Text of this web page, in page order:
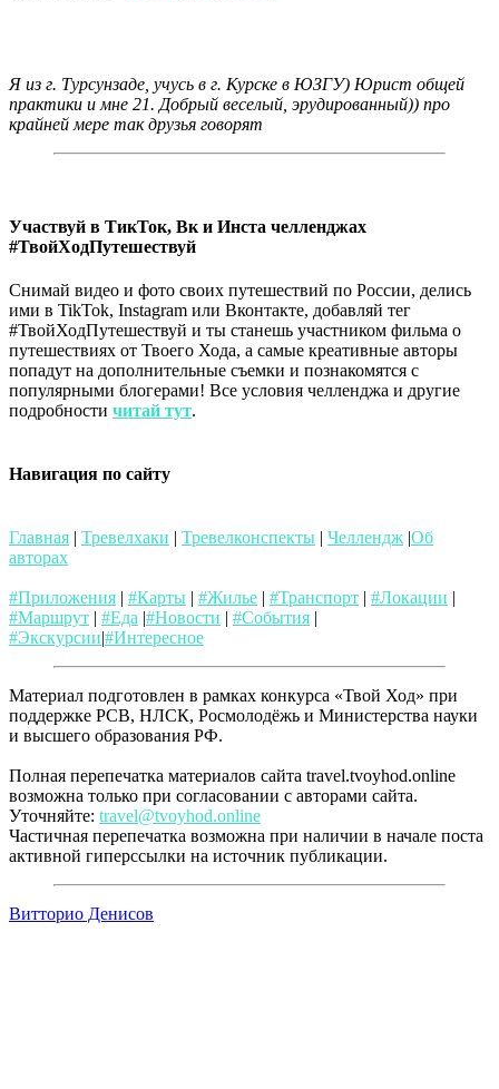
Я из г. Турсунзаде, учусь в г. Курске в ЮЗГУ) Юрист общей
практики и мне 21. Добрый веселый, эрудированный)) про
крайней мере так друзья говорят
Участвуй в ТикТок, Вк и Инста челленджах
#ТвойХодПутешествуй
Снимай видео и фото своих путешествий по России, делись
ими в TikTok, Instagram или Вконтакте, добавляй тег
#ТвойХодПутешествуй и ты станешь участником фильма о
путешествиях от Твоего Хода, а самые креативные авторы
попадут на дополнительные съемки и познакомятся с
популярными блогерами! Все условия челленджа и другие
подробности читай тут.
Навигация по сайту
Главная | Тревелхаки | Тревелконспекты | Челлендж |Об
авторах
#Приложения | #Карты | #Жилье | #Транспорт | #Локации |
#Маршрут | #Еда |#Новости | #События |
#Экскурсии|#Интересное
Материал подготовлен в рамках конкурса «Твой Ход» при
поддержке РСВ, НЛСК, Росмолодёжь и Министерства науки
и высшего образования РФ.
Полная перепечатка материалов сайта travel.tvoyhod.online
возможна только при согласовании с авторами сайта.
Уточняйте: travel@tvoyhod.online
Частичная перепечатка возможна при наличии в начале поста
активной гиперссылки на источник публикации.
Витторио Денисов